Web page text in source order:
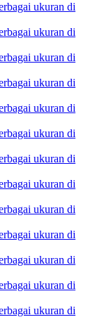
ukuran di
ukuran di
ukuran di
ukuran di
ukuran di
ukuran di
ukuran di
ukuran di
ukuran di
ukuran di
ukuran di
ukuran di
ukuran di